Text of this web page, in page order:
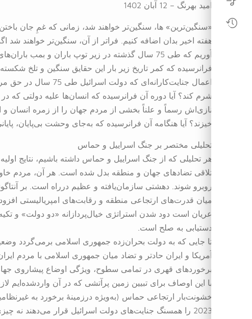
امید بهرنگ – 12 آبان 1402
«سنگین‌ترین» ها، سنگین‌تر خواهند شد، زمانی که غمِ جان
هفته اخیر بدان اضافه کنیم. فراتر از آن، سنگین‌تر خواهند
آوریم که طی 75 سال گذشته در زیر توپ باران و بمب
فرانرسیده که کمر تاریخ زیر بار این حقایق سنگین و تلخ
اعمال جنایت‌کارانه‌ای
شرم کند؟ آیا دوره آن فرانرسیده که انسان‌ها علیه دولتی که
نازی‌اش رسماً و علناً بخشی از مردم جهان را از زمره انسان و
خیزند؟ آیا هنگامه آن فرانرسیده که به‌جای وحشت بی‌پایان،
تحلیلی مختصر بر جنگ اسراییل و حماس
هر تحلیلی که از جنگ اسراییل و حماس داشته باشیم، نتایج
تلاقی تضادهای جهان و منطقه بدل شده است. هر آن، مردم
روبرو شوند. دهشتی سازمان‌یافته و عظیم درراه است. بر
میان قدرت‌های ارتجاعی منطقه و رقابت‌های امپریالیستی
عریان است دود شدن استراتژی خیال‌پردازانه «دو دولت» و
دستیابی به صلح است.
تا جایی که به دولت بحران‌زده جمهوری اسلامی برمی‌گردد
آمریکا و ایران حادتر و تضاد میان جمهوری اسلامی با مردم
برخوردهای قهری در تمامی سطوح، ویژگی اوضاع پیشاروی
با این اوصاف برای تبیین زمین پرآتشی که در آن
2023 را همسنگ جنایت‌های دولت اسرائیل قرار می‌دهند نه